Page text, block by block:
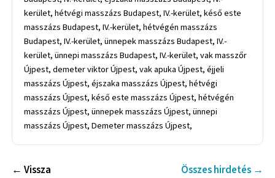
kerület, hétvégi masszázs Budapest, IV.-kerület, késő este
masszázs Budapest, IV.-kerület, hétvégén masszázs
Budapest, IV.-kerület, ünnepek masszázs Budapest, IV.-
kerület, ünnepi masszázs Budapest, IV.-kerület, vak masszőr
Újpest, demeter viktor Újpest, vak apuka Újpest, éjjeli
masszázs Újpest, éjszaka masszázs Újpest, hétvégi
masszázs Újpest, késő este masszázs Újpest, hétvégén
masszázs Újpest, ünnepek masszázs Újpest, ünnepi
masszázs Újpest, Demeter masszázs Újpest,
← Vissza Összes hirdetés →